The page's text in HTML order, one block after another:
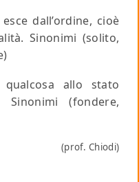
dall’ordine, cioè
Sinonimi (solito,
allo stato
Sinonimi (fondere,
(prof. Chiodi)